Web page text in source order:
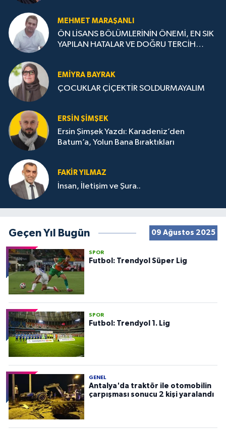
MEHMET MARAŞANLI
ÖN LİSANS BÖLÜMLERİNİN ÖNEMİ, EN SIK
YAPILAN HATALAR VE DOĞRU TERCİH
EMIYRA BAYRAK
ÇOCUKLAR ÇİÇEKTİR SOLDURMAYALIM
ERSIN ŞIMŞEK
Ersin Şimşek Yazdı: Karadeniz’den
Batum’a, Yolun Bana Bıraktıkları
FAKIR YILMAZ
İnsan, İletişim ve Şura..
Geçen Yıl Bugün 09 Ağustos 2025
SPOR
Futbol: Trendyol Süper Lig
SPOR
Futbol: Trendyol 1. Lig
GENEL
Antalya'da traktör ile otomobilin
çarpışması sonucu 2 kişi yaralandı